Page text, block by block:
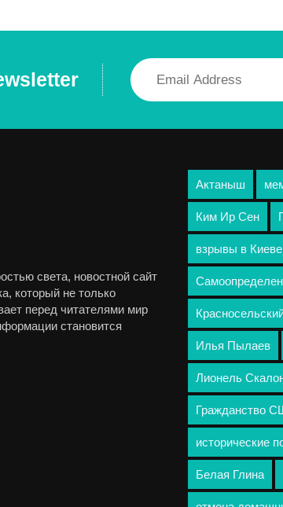
света, новостной сайт
который не только
перед читателями мир
становится
Актаныш
Ким Ир Сен
взрывы в Киеве
Илья Пылаев
Лионель
Гражданство
исторические
Белая Глина